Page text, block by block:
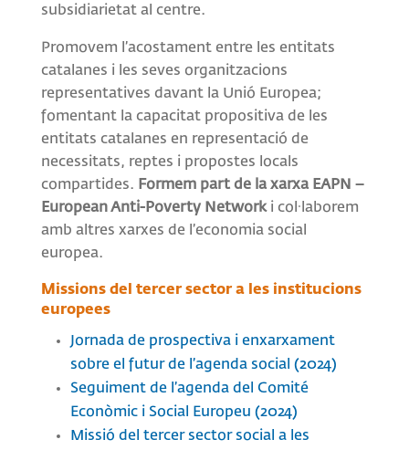
subsidiarietat al centre.
Promovem l’acostament entre les entitats
catalanes i les seves organitzacions
representatives davant la Unió Europea;
fomentant la capacitat propositiva de les
entitats catalanes en representació de
necessitats, reptes i propostes locals
compartides. Formem part de la xarxa EAPN –
European Anti-Poverty Networki col·laborem
amb altres xarxes de l’economia social
europea.
Missions del tercer sector a les institucions
europees
Jornada de prospectiva i enxarxament
sobre el futur de l’agenda social (2024)
Seguiment de l’agenda del Comité
Econòmic i Social Europeu (2024)
Missió del tercer sector social a les